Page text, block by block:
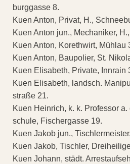
burggasse 8.
Kuen Anton, Privat, H.,
Kuen Anton jun., Mechaniker,
Kuen Anton, Korethwirt, Mühlau
Kuen Anton, Baupolier, St.
Kuen Elisabeth, Private, Innrain
Kuen Elisabeth, landsch.
straße 21.
Kuen Heinrich, k. k. Professor
schule, Fischergasse 19.
Kuen Jakob jun.,
Kuen Jakob, Tischler,
Kuen Johann, städt.